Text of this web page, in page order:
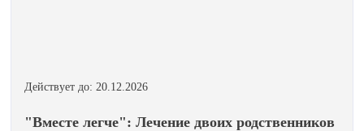
Действует до: 20.12.2026
"Вместе легче": Лечение двоих родственников